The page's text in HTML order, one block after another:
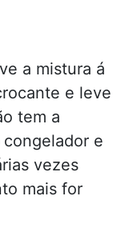
a mistura á
e leve
tem a
e
vezes
mais for